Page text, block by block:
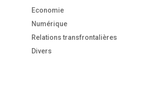
Economie
Numérique
Relations transfrontalières
Divers